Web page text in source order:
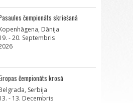
čempionāts skriešanā
Dānija
- 20. Septembris
čempionāts krosā
Serbija
- 13. Decembris